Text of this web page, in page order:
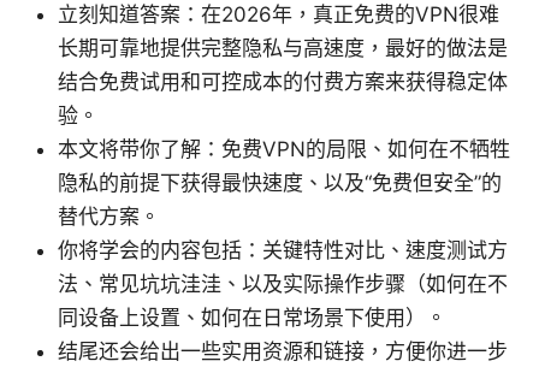
立刻知道答案：在2026年，真正免费的VPN很难
长期可靠地提供完整隐私与高速度，最好的做法是
结合免费试用和可控成本的付费方案来获得稳定体
验。
本文将带你了解：免费VPN的局限、如何在不牺牲
隐私的前提下获得最快速度、以及“免费但安全”的
替代方案。
你将学会的内容包括：关键特性对比、速度测试方
法、常见坑坑洼洼、以及实际操作步骤（如何在不
同设备上设置、如何在日常场景下使用）。
结尾还会给出一些实用资源和链接，方便你进一步